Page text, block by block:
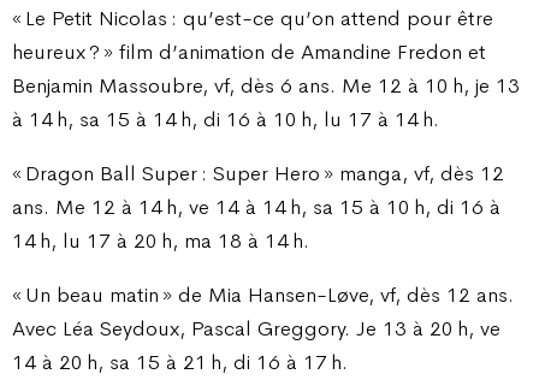
« Le Petit Nicolas : qu’est-ce qu’on attend pour être
heureux ? » film d’animation de Amandine Fredon et
Benjamin Massoubre, vf, dès 6 ans. Me 12 à 10 h, je 13
à 14 h, sa 15 à 14 h, di 16 à 10 h, lu 17 à 14 h.
« Dragon Ball Super : Super Hero » manga, vf, dès 12
ans. Me 12 à 14 h, ve 14 à 14 h, sa 15 à 10 h, di 16 à
14 h, lu 17 à 20 h, ma 18 à 14 h.
« Un beau matin » de Mia Hansen-Løve, vf, dès 12 ans.
Avec Léa Seydoux, Pascal Greggory. Je 13 à 20 h, ve
14 à 20 h, sa 15 à 21 h, di 16 à 17 h.